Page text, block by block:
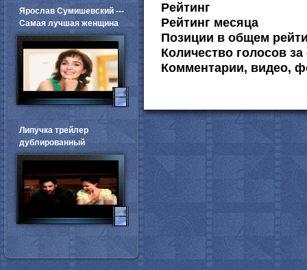
Рейтинг
Рейтинг месяца
Позиции в общем
Количество голосов за
Комментарии, видео,
Ярослав Сумишевский ---
Самая лучшая женщина
Липучка трейлер
дублированный